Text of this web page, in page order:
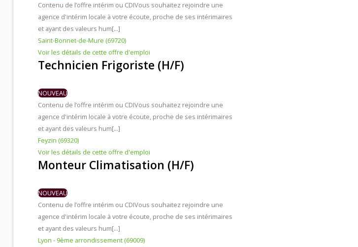
Contenu de l’offre intérim ou CDIVous souhaitez rejoindre une
agence d'intérim locale à votre écoute, proche de ses intérimaires
et ayant des valeurs hum[...]
Saint-Bonnet-de-Mure (69720)
Voir les détails de cette offre d'emploi
Technicien Frigoriste (H/F)
NOUVEAU
Contenu de l’offre intérim ou CDIVous souhaitez rejoindre une
agence d'intérim locale à votre écoute, proche de ses intérimaires
et ayant des valeurs hum[...]
Feyzin (69320)
Voir les détails de cette offre d'emploi
Monteur Climatisation (H/F)
NOUVEAU
Contenu de l’offre intérim ou CDIVous souhaitez rejoindre une
agence d'intérim locale à votre écoute, proche de ses intérimaires
et ayant des valeurs hum[...]
Lyon - 9ème arrondissement (69009)